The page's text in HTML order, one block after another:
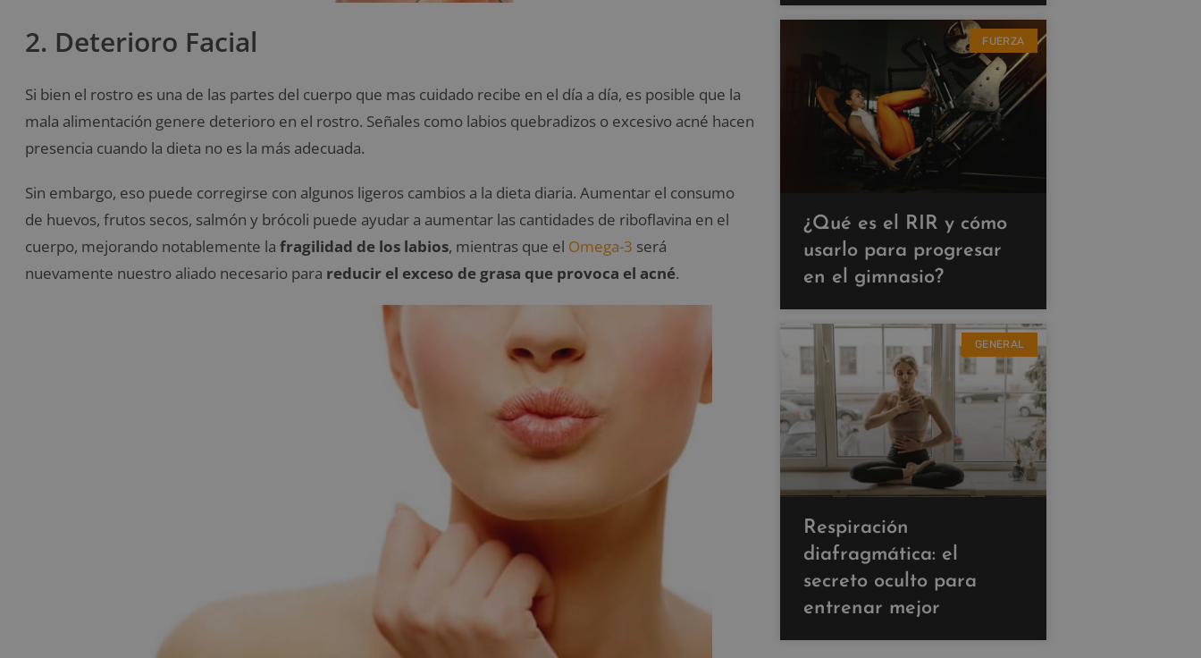
2. Deterioro Facial
Si bien el rostro es una de las partes del cuerpo que mas cuidado recibe en el día a día, es posible que la
mala alimentación genere deterioro en el rostro. Señales como labios quebradizos o excesivo acné hacen
presencia cuando la dieta no es la más adecuada.
Sin embargo, eso puede corregirse con algunos ligeros cambios a la dieta diaria. Aumentar el consumo
de huevos, frutos secos, salmón y brócoli puede ayudar a aumentar las cantidades de riboflavina en el
cuerpo, mejorando notablemente la fragilidad de los labios, mientras que el Omega-3 será
nuevamente nuestro aliado necesario para reducir el exceso de grasa que provoca el acné.
FUERZA
¿Qué es el RIR y cómo
usarlo para progresar
en el gimnasio?
GENERAL
Respiración
diafragmática: el
secreto oculto para
entrenar mejor